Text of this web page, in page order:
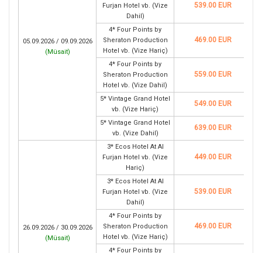
05.09.2026 / 09.09.2026
(Müsait)
Furjan Hotel vb. (Vize
Dahil)
539.00 EUR
4* Four Points by
Sheraton Production
Hotel vb. (Vize Hariç)
469.00 EUR
4* Four Points by
Sheraton Production
Hotel vb. (Vize Dahil)
559.00 EUR
5* Vintage Grand Hotel
vb. (Vize Hariç)
549.00 EUR
5* Vintage Grand Hotel
vb. (Vize Dahil)
639.00 EUR
26.09.2026 / 30.09.2026
(Müsait)
3* Ecos Hotel At Al
Furjan Hotel vb. (Vize
Hariç)
449.00 EUR
3* Ecos Hotel At Al
Furjan Hotel vb. (Vize
Dahil)
539.00 EUR
4* Four Points by
Sheraton Production
Hotel vb. (Vize Hariç)
469.00 EUR
4* Four Points by